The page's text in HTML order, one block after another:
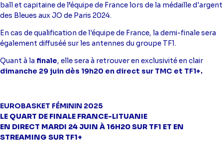
ball et capitaine de l’équipe de France lors de la médaille d'argent
des Bleues aux JO de Paris 2024.
En cas de qualification de l'équipe de France, la demi-finale sera
également diffuséé sur les antennes du groupe TF1.
Quant à la finale, elle sera à retrouver en exclusivité en clair
dimanche 29 juin dès 19h20 en direct sur TMC et TF1+.
EUROBASKET FÉMININ 2025
LE QUART DE FINALE FRANCE-LITUANIE
EN DIRECT MARDI 24 JUIN À 16H20 SUR TF1 ET EN
STREAMING SUR TF1+